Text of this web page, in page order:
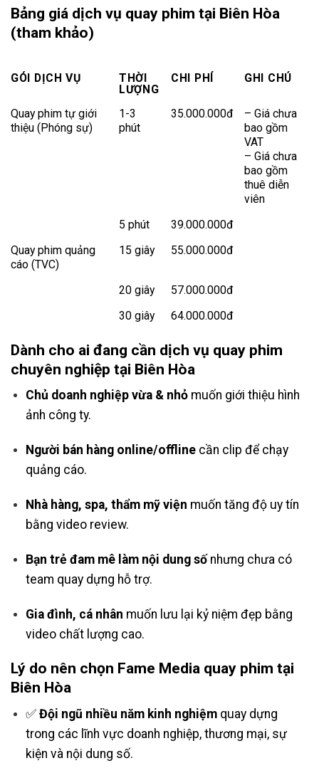
Bảng giá dịch vụ quay phim tại Biên Hòa
(tham khảo)
GÓI DỊCH VỤ
THỜI
LƯỢNG
CHI PHÍ GHI CHÚ
Quay phim tự giới
thiệu (Phóng sự)
1-3
phút
35.000.000đ
– Giá chưa
bao gồm
VAT
– Giá chưa
bao gồm
thuê diễn
viên
5 phút
39.000.000đ
Quay phim quảng
cáo (TVC)
15 giây 55.000.000đ
20 giây
57.000.000đ
30 giây
64.000.000đ
Dành cho ai đang cần dịch vụ quay phim
chuyên nghiệp tại Biên Hòa
Chủ doanh nghiệp vừa & nhỏmuốn giới thiệu hình
ảnh công ty.
Người bán hàng online/offlinecần clip để chạy
quảng cáo.
Nhà hàng, spa, thẩm mỹ viện muốn tăng độ uy tín
bằng video review.
Bạn trẻ đam mê làm nội dung sốnhưng chưa có
team quay dựng hỗ trợ.
Gia đình, cá nhân muốn lưu lại kỷ niệm đẹp bằng
video chất lượng cao.
Lý do nên chọn Fame Media quay phim tại
Biên Hòa
✅ Đội ngũ nhiều năm kinh nghiệmquay dựng
trong các lĩnh vực doanh nghiệp, thương mại, sự
kiện và nội dung số.